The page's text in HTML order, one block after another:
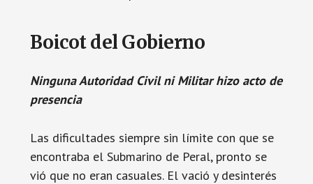
Boicot del Gobierno
Ninguna Autoridad Civil ni Militar hizo acto de
presencia
Las dificultades siempre sin límite con que se
encontraba el Submarino de Peral, pronto se
vió que no eran casuales. El vació y desinterés